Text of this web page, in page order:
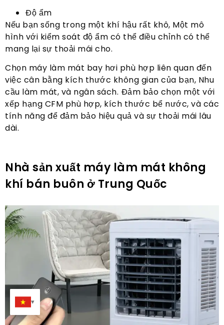
Độ ẩm
Nếu bạn sống trong một khí hậu rất khô, Một mô
hình với kiểm soát độ ẩm có thể điều chỉnh có thể
mang lại sự thoải mái cho.
Chọn máy làm mát bay hơi phù hợp liên quan đến
việc cân bằng kích thước không gian của bạn, Nhu
cầu làm mát, và ngân sách. Đảm bảo chọn một với
xếp hạng CFM phù hợp, kích thước bể nước, và các
tính năng để đảm bảo hiệu quả và sự thoải mái lâu
dài.
Nhà sản xuất máy làm mát không
khí bán buôn ở Trung Quốc